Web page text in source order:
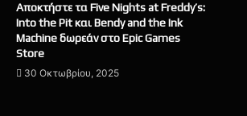
Αποκτήστε τα Five Nights at Freddy’s:
Into the Pit και Bendy and the Ink
Machine δωρεάν στο Epic Games
Store
30 Οκτωβρίου, 2025